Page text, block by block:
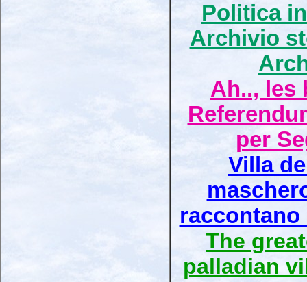
Politica
Archivio
Ah.., les
per
Villa
The
palladian